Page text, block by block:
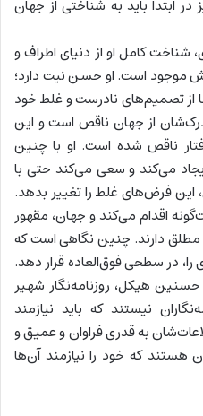
در ابتدا باید به شناختی از جهان
شناخت کامل او از دنیای اطراف و
موجود است. او حسن نیت دارد؛
از تصمیم‌های نادرست و غلط خود
از جهان ناقص است و این
ناقص شده است. او با چنین
می‌کند و سعی می‌کند حتی با
این فرض‌های غلط را تغییر بدهد.
اقدام می‌کند و جهان، مقهور
دارند. چنین نگاهی است که
را، در سطحی فوق‌العاده قرار دهد.
هیکل، روزنامه‌نگار شهیر
نیستند که باید نیازمند
به قدری فراوان و عمیق و
هستند که خود را نیازمند آن‌ها